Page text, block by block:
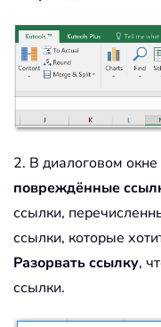
2. В диалоговом окне
повреждённые
ссылки,
ссылки, которые
Разорвать ссылку,
ссылки.